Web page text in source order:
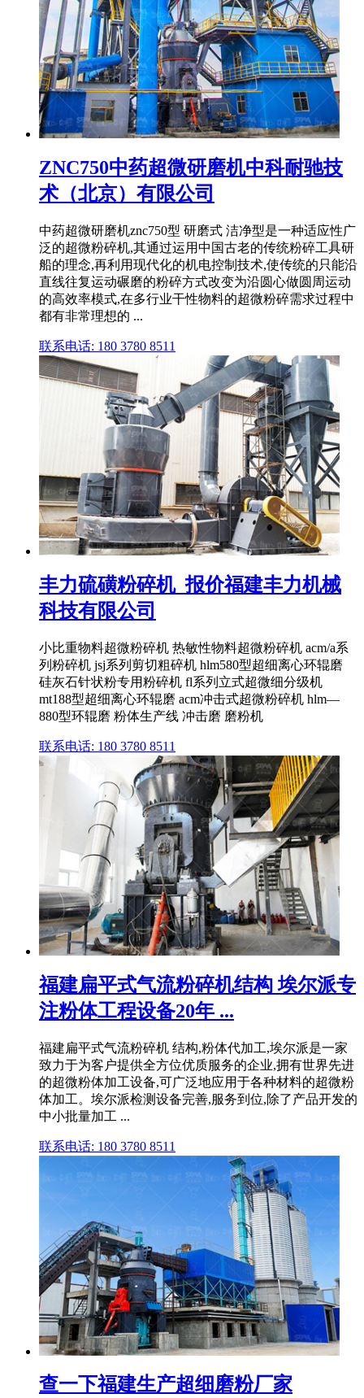
ZNC750中药超微研磨机中科耐驰技
术（北京）有限公司
中药超微研磨机znc750型 研磨式 洁净型是一种适应性广
泛的超微粉碎机,其通过运用中国古老的传统粉碎工具研
船的理念,再利用现代化的机电控制技术,使传统的只能沿
直线往复运动碾磨的粉碎方式改变为沿圆心做圆周运动
的高效率模式,在多行业干性物料的超微粉碎需求过程中
都有非常理想的 ...
联系电话: 180 3780 8511
丰力硫磺粉碎机_报价福建丰力机械
科技有限公司
小比重物料超微粉碎机 热敏性物料超微粉碎机 acm/a系
列粉碎机 jsj系列剪切粗碎机 hlm580型超细离心环辊磨
硅灰石针状粉专用粉碎机 fl系列立式超微细分级机
mt188型超细离心环辊磨 acm冲击式超微粉碎机 hlm—
880型环辊磨 粉体生产线 冲击磨 磨粉机
联系电话: 180 3780 8511
福建扁平式气流粉碎机结构 埃尔派专
注粉体工程设备20年 ...
福建扁平式气流粉碎机 结构,粉体代加工,埃尔派是一家
致力于为客户提供全方位优质服务的企业,拥有世界先进
的超微粉体加工设备,可广泛地应用于各种材料的超微粉
体加工。埃尔派检测设备完善,服务到位,除了产品开发的
中小批量加工 ...
联系电话: 180 3780 8511
查一下福建生产超细磨粉厂家